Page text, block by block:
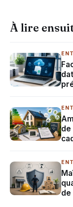
À lire
de